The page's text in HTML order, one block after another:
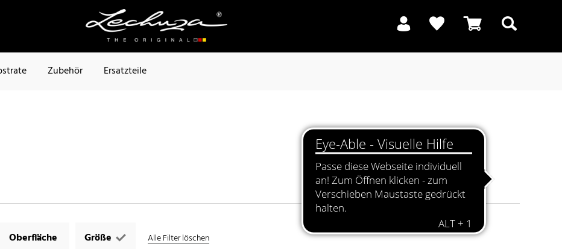
Zubehör Ersatzteile
Suchen
Oberfläche Größe Alle Filter löschen